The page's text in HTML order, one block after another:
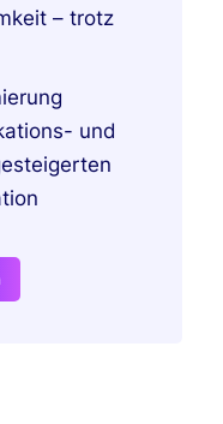
– trotz
und